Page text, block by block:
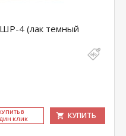
4 (лак темный
В
КЛИК
КУПИТЬ